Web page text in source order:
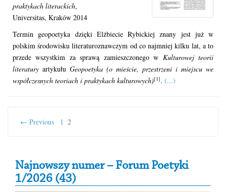
praktykach literackich,
Universitas, Kraków 2014
Termin geopoetyka dzięki Elżbiecie Rybickiej znany jest już w
polskim środowisku literaturoznawczym od co najmniej kilku lat, a to
przede wszystkim za sprawą zamieszczonego w Kulturowej teorii
literatury artykułu Geopoetyka (o mieście, przestrzeni i miejscu we
współczesnych teoriach i praktykach kulturowych)[1]. (...)
← Previous 1 2
Secondary Sidebar
Najnowszy numer – Forum Poetyki
1/2026 (43)